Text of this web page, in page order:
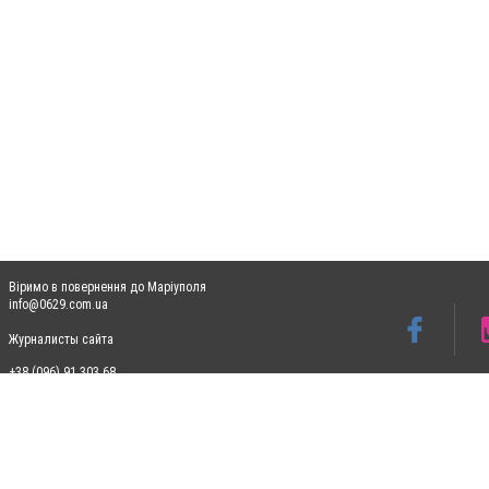
Віримо в повернення до Маріуполя
info@0629.com.ua
Журналисты сайта
+38 (096) 91 303 68